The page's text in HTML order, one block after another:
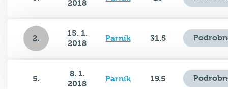
2018
2.
15. 1.
2018
Parník 31.5
5.
8. 1.
2018
Parník 19.5